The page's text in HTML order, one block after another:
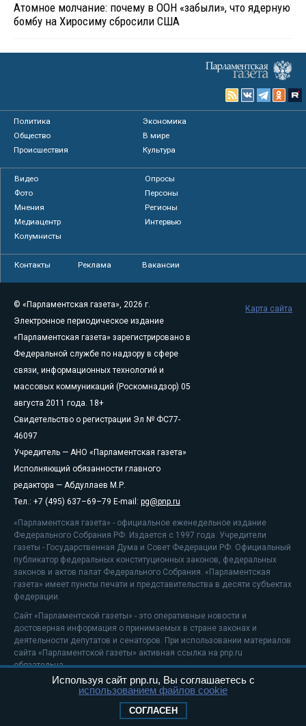
Атомное молчание: почему в ООН «забыли», что ядерную
бомбу на Хиросиму сбросили США
Политика
Экономика
Общество
В мире
Происшествия
Культура
Видео
Опросы
Фото
Персоны
Мнения
Регионы
Медиацентр
Интервью
Колумнисты
Контакты Реклама Вакансии
© «Парламентская газета», 2026 г.
Электронное периодическое издание
«Парламентская газета» зарегистрировано в
Федеральной службе по надзору в сфере
связи, информационных технологий и
массовых коммуникаций (Роскомнадзор) 05
августа 2011 года. 18+
Свидетельство о регистрации Эл № ФС77-
46097
Учредитель — АНО «Парламентская газета»
Исполняющий обязанности главного
редактора — Абдуллаев М.Р.
Тел.: +7 (495) 637–69–79 E-mail: pg@pnp.ru
«Парламентская газета» - официальное еженедельное издание
Федерального Собрания РФ. Издается с 1997 года. Учредители
газеты - Государственная Дума и Совет Федерации РФ. Официальный
публикатор федеральных конституционных законов, федеральных
законов и актов палат Федерального Собрания. «Парламентская
газета» имеет пункты печати и представительства в десяти субъектах
федерации.
Сайт «Парламентской газеты» - это оперативные новости и
достоверная информация о принимаемых в стране законах и
деятельности депутатов и сенаторов. При использовании материалов
сайта «Парламентской газеты» активная ссылка на pnp.ru
обязательна.
На информационном ресурсе применяютсярекомендательные
Положение о защите персональных данных
Карта сайта
Используя сайт pnp.ru, Вы соглашаетесь с
использованием файлов cookie
СОГЛАСЕН